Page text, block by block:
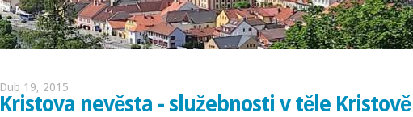
Dub 19, 2015
Kristova nevěsta - služebnosti v těle Kristově